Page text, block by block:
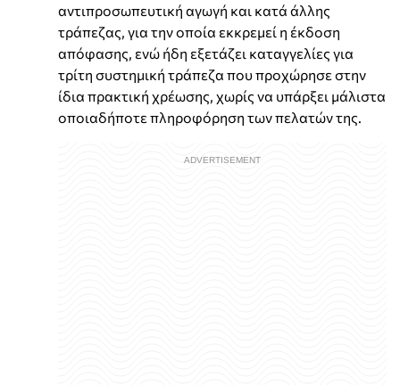
αντιπροσωπευτική αγωγή και κατά άλλης
τράπεζας, για την οποία εκκρεμεί η έκδοση
απόφασης, ενώ ήδη εξετάζει καταγγελίες για
τρίτη συστημική τράπεζα που προχώρησε στην
ίδια πρακτική χρέωσης, χωρίς να υπάρξει μάλιστα
οποιαδήποτε πληροφόρηση των πελατών της.